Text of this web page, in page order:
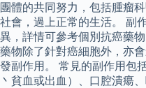
團體的共同努力，包括腫瘤
社會，過上正常的生活。 副
異，詳情可參考個別抗癌藥
藥物除了針對癌細胞外，亦
發副作用。 常見的副作用包
丶貧血或出血）、口腔潰瘍